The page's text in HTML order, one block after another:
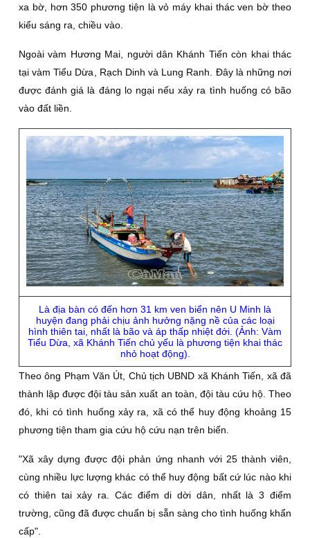
xa bờ, hơn 350 phương tiện là vỏ máy khai thác ven bờ theo
kiểu sáng ra, chiều vào.
Ngoài vàm Hương Mai, người dân Khánh Tiến còn khai thác
tại vàm Tiểu Dừa, Rạch Dinh và Lung Ranh. Ðây là những nơi
được đánh giá là đáng lo ngại nếu xảy ra tình huống có bão
vào đất liền.
Là địa bàn có đến hơn 31 km ven biển nên U Minh là
huyện đang phải chịu ảnh hưởng nặng nề của các loại
hình thiên tai, nhất là bão và áp thấp nhiệt đới. (Ảnh: Vàm
Tiểu Dừa, xã Khánh Tiến chủ yếu là phương tiện khai thác
nhỏ hoạt động).
Theo ông Phạm Văn Út, Chủ tịch UBND xã Khánh Tiến, xã đã
thành lập được đội tàu sản xuất an toàn, đội tàu cứu hộ. Theo
đó, khi có tình huống xảy ra, xã có thể huy động khoảng 15
phương tiện tham gia cứu hộ cứu nạn trên biển.
"Xã xây dựng được đội phản ứng nhanh với 25 thành viên,
cùng nhiều lực lượng khác có thể huy động bất cứ lúc nào khi
có thiên tai xảy ra. Các điểm di dời dân, nhất là 3 điểm
trường, cũng đã được chuẩn bị sẵn sàng cho tình huống khẩn
cấp".